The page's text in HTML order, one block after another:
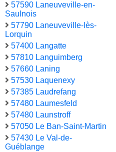
57590 Laneuveville-en-
Saulnois
57790 Laneuveville-lès-
Lorquin
57400 Langatte
57810 Languimberg
57660 Laning
57530 Laquenexy
57385 Laudrefang
57480 Laumesfeld
57480 Launstroff
57050 Le Ban-Saint-Martin
57430 Le Val-de-
Guéblange